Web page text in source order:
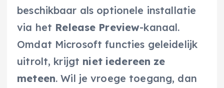
beschikbaar als optionele installatie
via het Release Preview-kanaal.
Omdat Microsoft functies geleidelijk
uitrolt, krijgt niet iedereen ze
meteen. Wil je vroege toegang, dan